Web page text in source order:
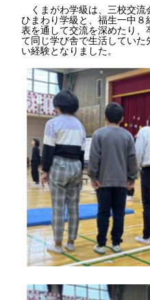
くまがわ学級は、三校交流
ひまわり学級と、福生一中
表を通して交流を深めたり
て同じ学び舎で生活してい
い経験となりました。